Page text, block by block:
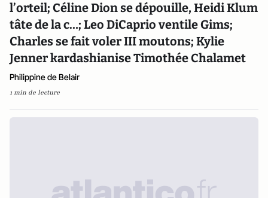
l’orteil; Céline Dion se dépouille, Heidi Klum
tâte de la c…; Leo DiCaprio ventile Gims;
Charles se fait voler III moutons; Kylie
Jenner kardashianise Timothée Chalamet
Philippine de Belair
1 min de lecture